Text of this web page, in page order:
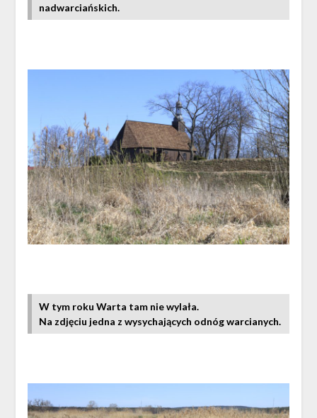
nadwarciańskich.
W tym roku Warta tam nie wylała.
Na zdjęciu jedna z wysychających odnóg warcianych.